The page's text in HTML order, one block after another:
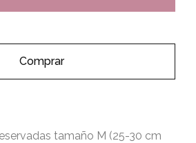
Comprar
tamaño M (25-30 cm